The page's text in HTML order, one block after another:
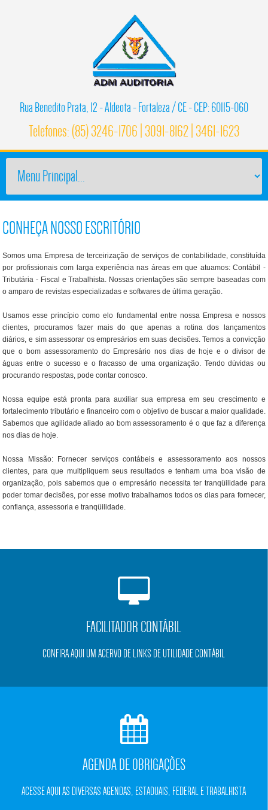
Rua Benedito Prata, 12 - Aldeota - Fortaleza / CE - CEP: 60115-060
Telefones: (85) 3246-1706 | 3091-8162 | 3461-1623
CONHEÇA NOSSO ESCRITÓRIO
Somos uma Empresa de terceirização de serviços de contabilidade, constituída
por profissionais com larga experiência nas áreas em que atuamos: Contábil -
Tributária - Fiscal e Trabalhista. Nossas orientações são sempre baseadas com
o amparo de revistas especializadas e softwares de última geração.
Usamos esse princípio como elo fundamental entre nossa Empresa e nossos
clientes, procuramos fazer mais do que apenas a rotina dos lançamentos
diários, e sim assessorar os empresários em suas decisões. Temos a convicção
que o bom assessoramento do Empresário nos dias de hoje e o divisor de
águas entre o sucesso e o fracasso de uma organização. Tendo dúvidas ou
procurando respostas, pode contar conosco.
Nossa equipe está pronta para auxiliar sua empresa em seu crescimento e
fortalecimento tributário e financeiro com o objetivo de buscar a maior qualidade.
Sabemos que agilidade aliado ao bom assessoramento é o que faz a diferença
nos dias de hoje.
Nossa Missão: Fornecer serviços contábeis e assessoramento aos nossos
clientes, para que multipliquem seus resultados e tenham uma boa visão de
organização, pois sabemos que o empresário necessita ter tranqüilidade para
poder tomar decisões, por esse motivo trabalhamos todos os dias para fornecer,
confiança, assessoria e tranqüilidade.
FACILITADOR CONTÁBIL
CONFIRA AQUI UM ACERVO DE LINKS DE UTILIDADE CONTÁBIL
AGENDA DE OBRIGAÇÕES
ACESSE AQUI AS DIVERSAS AGENDAS, ESTADUAIS, FEDERAL E TRABALHISTA